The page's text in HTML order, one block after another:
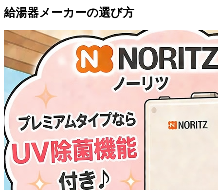
給湯器メーカーの選び方